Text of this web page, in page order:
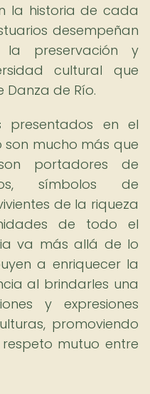
la historia de cada
desempeñan
preservación y
cultural que
de Río.
presentados en el
son mucho más que
portadores de
símbolos de
de la riqueza
de todo el
va más allá de lo
a enriquecer la
al brindarles una
y expresiones
promoviendo
mutuo entre